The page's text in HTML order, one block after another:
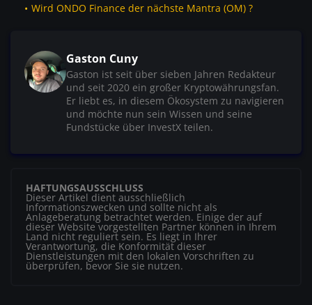
Wird ONDO Finance der nächste Mantra (OM) ?
Gaston Cuny
Gaston ist seit über sieben Jahren Redakteur
und seit 2020 ein großer Kryptowährungsfan.
Er liebt es, in diesem Ökosystem zu navigieren
und möchte nun sein Wissen und seine
Fundstücke über InvestX teilen.
HAFTUNGSAUSSCHLUSS
Dieser Artikel dient ausschließlich
Informationszwecken und sollte nicht als
Anlageberatung betrachtet werden. Einige der auf
dieser Website vorgestellten Partner können in Ihrem
Land nicht reguliert sein. Es liegt in Ihrer
Verantwortung, die Konformität dieser
Dienstleistungen mit den lokalen Vorschriften zu
überprüfen, bevor Sie sie nutzen.